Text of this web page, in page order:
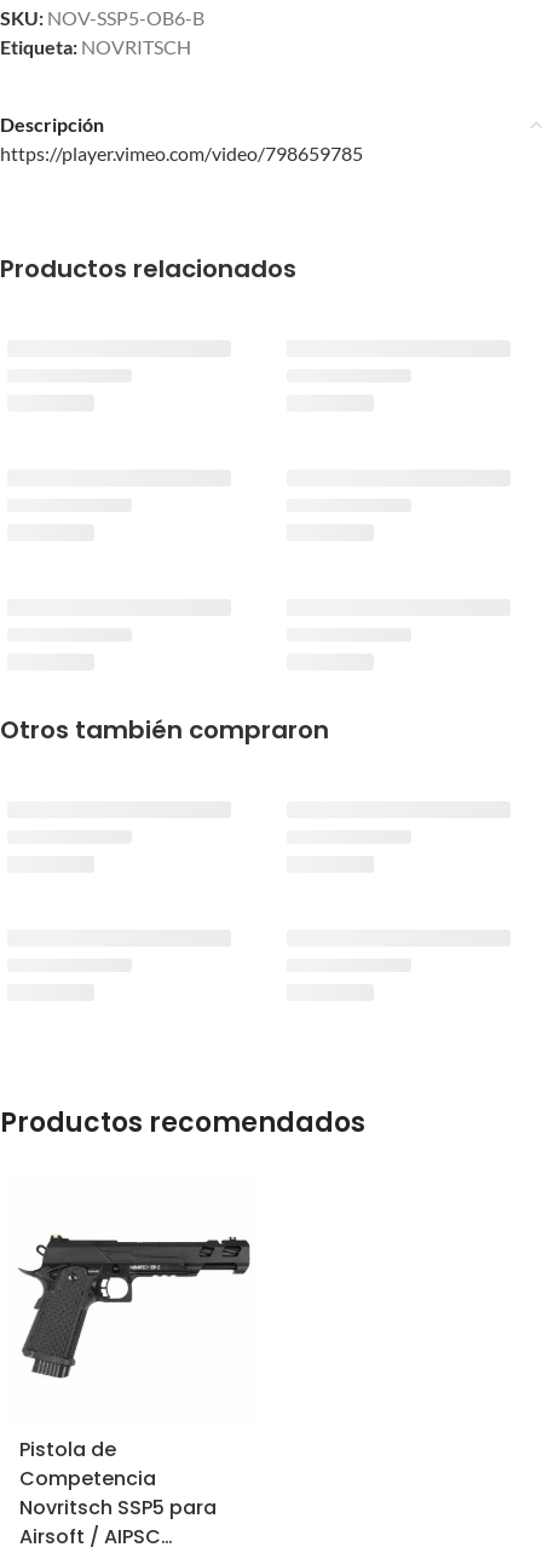
SKU: NOV-SSP5-OB6-B
Etiqueta: NOVRITSCH
Descripción
https://player.vimeo.com/video/798659785
Productos relacionados
Otros también compraron
Productos recomendados
Pistola de
Competencia
Novritsch SSP5 para
Airsoft / AIPSC